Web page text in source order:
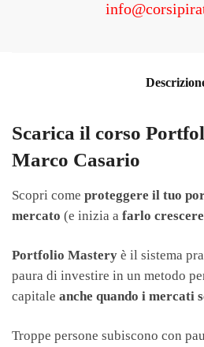
Scarica il corso
Marco Casario
Scopri come proteggere il tuo
mercato (e inizia a farlo
Portfolio Mastery è il sistema
paura di investire in un metodo
capitale anche quando i mercati
Troppe persone subiscono con